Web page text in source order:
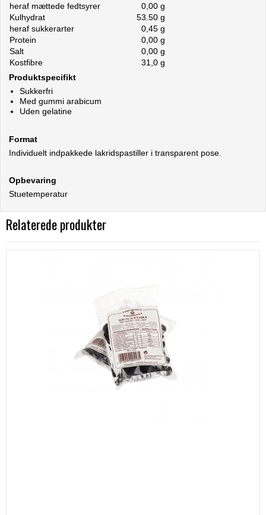
heraf mættede fedtsyrer
0,00 g
Kulhydrat
53.50 g
heraf sukkerarter
0,45 g
Protein
0,00 g
Salt
0,00 g
Kostfibre
31,0 g
Produktspecifikt
Sukkerfri
Med gummi arabicum
Uden gelatine
Format
Individuelt indpakkede lakridspastiller i transparent pose.
Opbevaring
Stuetemperatur
Relaterede produkter